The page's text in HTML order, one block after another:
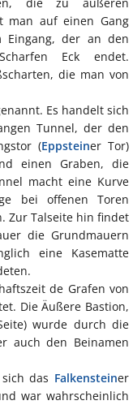
man auf einen Gang
der an den
Eck endet.
die man von
Es handelt sich
Tunnel, der den
(Eppsteiner Tor)
einen Graben, die
macht eine Kurve
bei offenen Toren
Zur Talseite hin findet
die Grundmauern
eine Kasematte
de Grafen von
Die Äußere Bastion,
wurde durch die
auch den Beinamen
das Falkensteiner
war wahrscheinlich